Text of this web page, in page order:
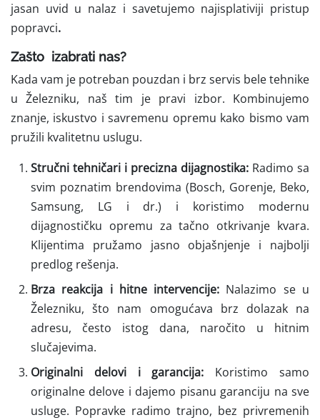
jasan uvid u nalaz i savetujemo najisplativiji pristup
popravci.
Zašto izabrati nas?
Kada vam je potreban pouzdan i brz servis bele tehnike
u Železniku, naš tim je pravi izbor. Kombinujemo
znanje, iskustvo i savremenu opremu kako bismo vam
pružili kvalitetnu uslugu.
Stručni tehničari i precizna dijagnostika: Radimo sa
svim poznatim brendovima (Bosch, Gorenje, Beko,
Samsung, LG i dr.) i koristimo modernu
dijagnostičku opremu za tačno otkrivanje kvara.
Klijentima pružamo jasno objašnjenje i najbolji
predlog rešenja.
Brza reakcija i hitne intervencije: Nalazimo se u
Železniku, što nam omogućava brz dolazak na
adresu, često istog dana, naročito u hitnim
slučajevima.
Originalni delovi i garancija: Koristimo samo
originalne delove i dajemo pisanu garanciju na sve
usluge. Popravke radimo trajno, bez privremenih